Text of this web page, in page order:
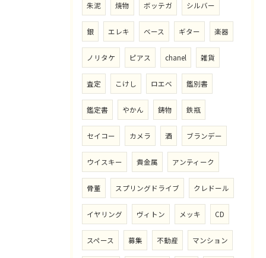
朱泥 焼物 ボッテガ シルバー
銀 エレキ ベース ギター 楽器
ノリタケ ピアス chanel 雑貨
査定 こけし ロエベ 鑑別書
鑑定書 やかん 鋳物 鉄瓶
セイコー カメラ 酒 ブランデー
ウイスキー 貴金属 アンティーク
骨董 スプリングドライブ クレドール
イヤリング ヴィトン メッキ CD
スペース 募集 不動産 マンション